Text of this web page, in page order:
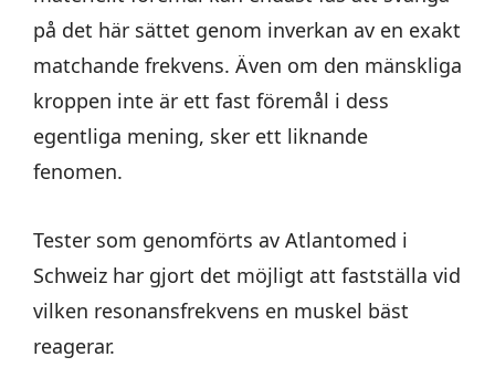
på det här sättet genom inverkan av en exakt
matchande frekvens. Även om den mänskliga
kroppen inte är ett fast föremål i dess
egentliga mening, sker ett liknande
fenomen.
Tester som genomförts av Atlantomed i
Schweiz har gjort det möjligt att fastställa vid
vilken resonansfrekvens en muskel bäst
reagerar.